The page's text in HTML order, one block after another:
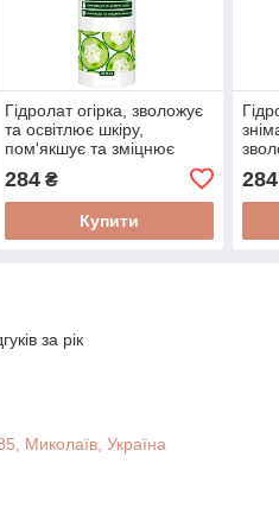
Гідролат огірка, зволожує
та освітлює шкіру,
пом'якшує та зміцнює
Біоактив
284₴
Купити
284
за рік
Миколаїв, Україна